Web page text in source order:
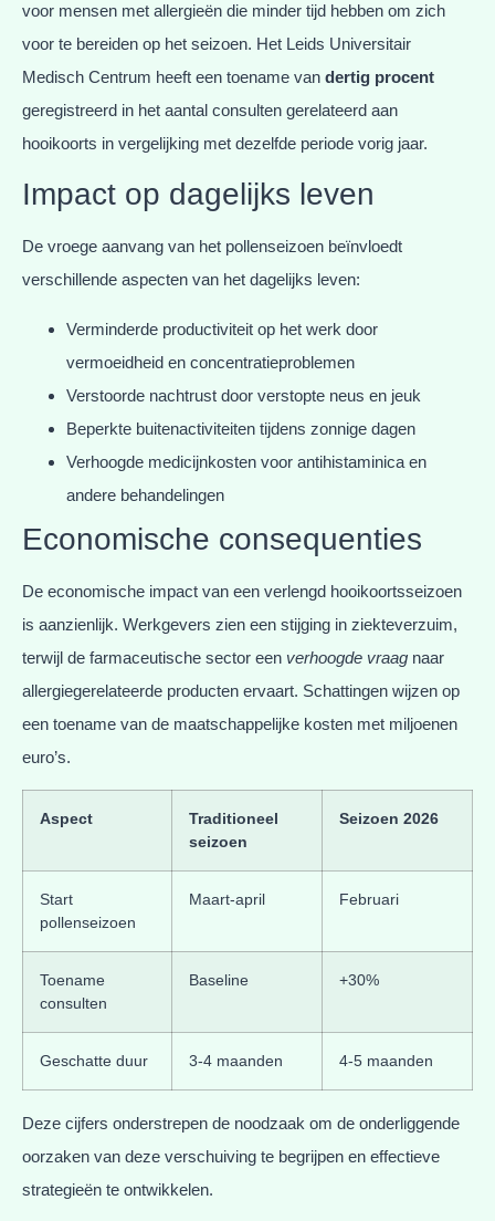
voor mensen met allergieën die minder tijd hebben om zich
voor te bereiden op het seizoen. Het Leids Universitair
Medisch Centrum heeft een toename van dertig procent
geregistreerd in het aantal consulten gerelateerd aan
hooikoorts in vergelijking met dezelfde periode vorig jaar.
Impact op dagelijks leven
De vroege aanvang van het pollenseizoen beïnvloedt
verschillende aspecten van het dagelijks leven:
Verminderde productiviteit op het werk door
vermoeidheid en concentratieproblemen
Verstoorde nachtrust door verstopte neus en jeuk
Beperkte buitenactiviteiten tijdens zonnige dagen
Verhoogde medicijnkosten voor antihistaminica en
andere behandelingen
Economische consequenties
De economische impact van een verlengd hooikoortsseizoen
is aanzienlijk. Werkgevers zien een stijging in ziekteverzuim,
terwijl de farmaceutische sector een verhoogde vraag naar
allergiegerelateerde producten ervaart. Schattingen wijzen op
een toename van de maatschappelijke kosten met miljoenen
euro’s.
Aspect
Traditioneel
seizoen
Seizoen 2026
Start
pollenseizoen
Maart-april Februari
Toename
consulten
Baseline +30%
Geschatte duur 3-4 maanden 4-5 maanden
Deze cijfers onderstrepen de noodzaak om de onderliggende
oorzaken van deze verschuiving te begrijpen en effectieve
strategieën te ontwikkelen.